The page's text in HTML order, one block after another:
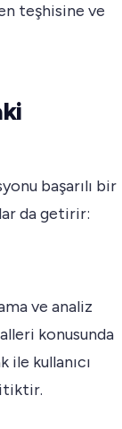
teşhisine ve
başarılı bir
da getirir:
ve analiz
konusunda
kullanıcı